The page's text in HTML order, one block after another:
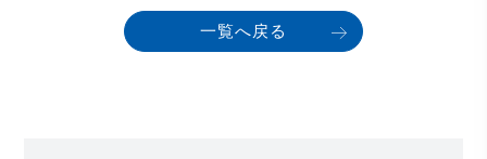
一覧へ戻る